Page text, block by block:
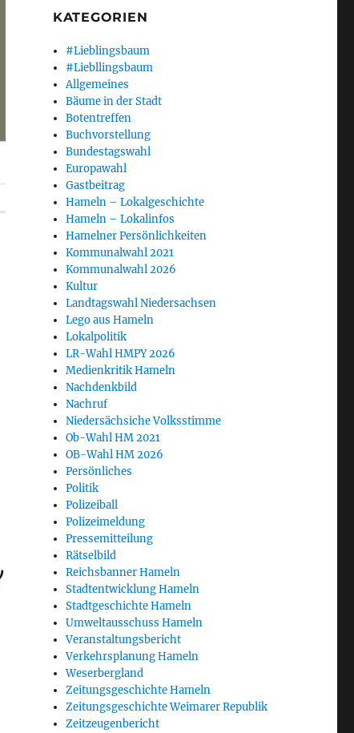
KATEGORIEN
#Lieblingsbaum
#Liebllingsbaum
Allgemeines
Bäume in der Stadt
Botentreffen
Buchvorstellung
Bundestagswahl
Europawahl
Gastbeitrag
Hameln – Lokalgeschichte
Hameln – Lokalinfos
Hamelner Persönlichkeiten
Kommunalwahl 2021
Kommunalwahl 2026
Kultur
Landtagswahl Niedersachsen
Lego aus Hameln
Lokalpolitik
LR-Wahl HMPY 2026
Medienkritik Hameln
Nachdenkbild
Nachruf
Niedersächsiche Volksstimme
Ob-Wahl HM 2021
OB-Wahl HM 2026
Persönliches
Politik
Polizeiball
Polizeimeldung
Pressemitteilung
Rätselbild
Reichsbanner Hameln
Stadtentwicklung Hameln
Stadtgeschichte Hameln
Umweltausschuss Hameln
Veranstaltungsbericht
Verkehrsplanung Hameln
Weserbergland
Zeitungsgeschichte Hameln
Zeitungsgeschichte Weimarer Republik
Zeitzeugenbericht